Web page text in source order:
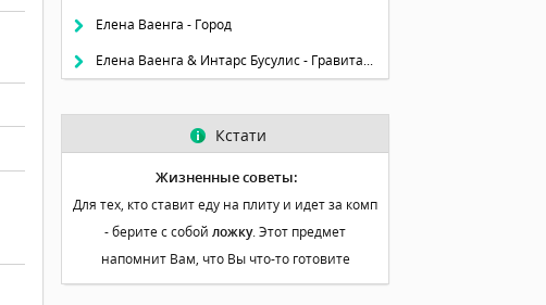
Елена Ваенга - Город
Елена Ваенга & Интарс Бусулис - Гравитация
Кстати
Жизненные советы:
Для тех, кто ставит еду на плиту и идет за комп
- берите с собой ложку. Этот предмет
напомнит Вам, что Вы что-то готовите